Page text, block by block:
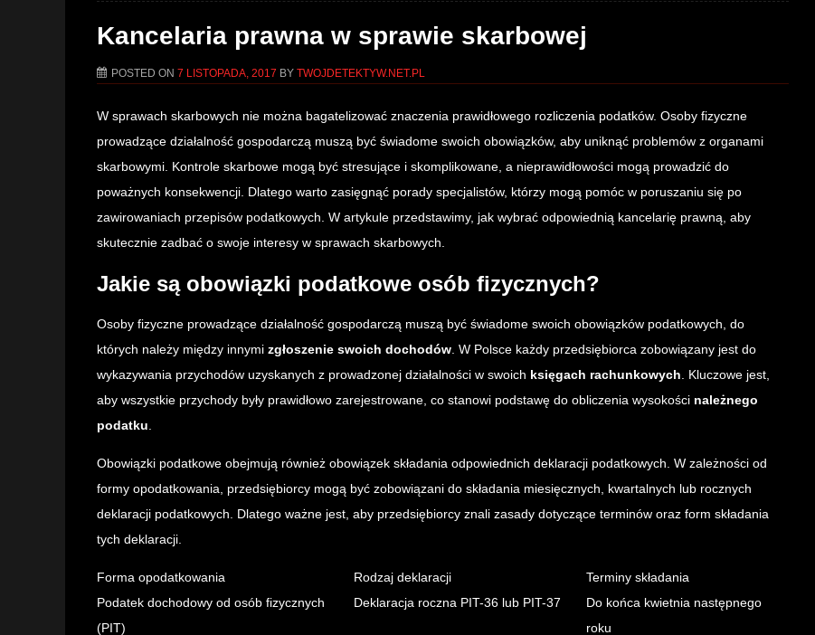
Kancelaria prawna w sprawie skarbowej
POSTED ON 7 LISTOPADA, 2017 BY TWOJDETEKTYW.NET.PL
W sprawach skarbowych nie można bagatelizować znaczenia prawidłowego rozliczenia podatków. Osoby fizyczne
prowadzące działalność gospodarczą muszą być świadome swoich obowiązków, aby uniknąć problemów z organami
skarbowymi. Kontrole skarbowe mogą być stresujące i skomplikowane, a nieprawidłowości mogą prowadzić do
poważnych konsekwencji. Dlatego warto zasięgnąć porady specjalistów, którzy mogą pomóc w poruszaniu się po
zawirowaniach przepisów podatkowych. W artykule przedstawimy, jak wybrać odpowiednią kancelarię prawną, aby
skutecznie zadbać o swoje interesy w sprawach skarbowych.
Jakie są obowiązki podatkowe osób fizycznych?
Osoby fizyczne prowadzące działalność gospodarczą muszą być świadome swoich obowiązków podatkowych, do
których należy między innymi zgłoszenie swoich dochodów . W Polsce każdy przedsiębiorca zobowiązany jest do
wykazywania przychodów uzyskanych z prowadzonej działalności w swoich księgach rachunkowych . Kluczowe jest,
aby wszystkie przychody były prawidłowo zarejestrowane, co stanowi podstawę do obliczenia wysokości należnego
podatku
Obowiązki podatkowe obejmują również obowiązek składania odpowiednich deklaracji podatkowych. W zależności od
formy opodatkowania, przedsiębiorcy mogą być zobowiązani do składania miesięcznych, kwartalnych lub rocznych
deklaracji podatkowych. Dlatego ważne jest, aby przedsiębiorcy znali zasady dotyczące terminów oraz form składania
tych deklaracji.
Forma opodatkowania Rodzaj deklaracji
Terminy składania
Podatek dochodowy od osób fizycznych
(PIT)
Deklaracja roczna PIT-36 lub PIT-37
Do końca kwietnia następnego
roku